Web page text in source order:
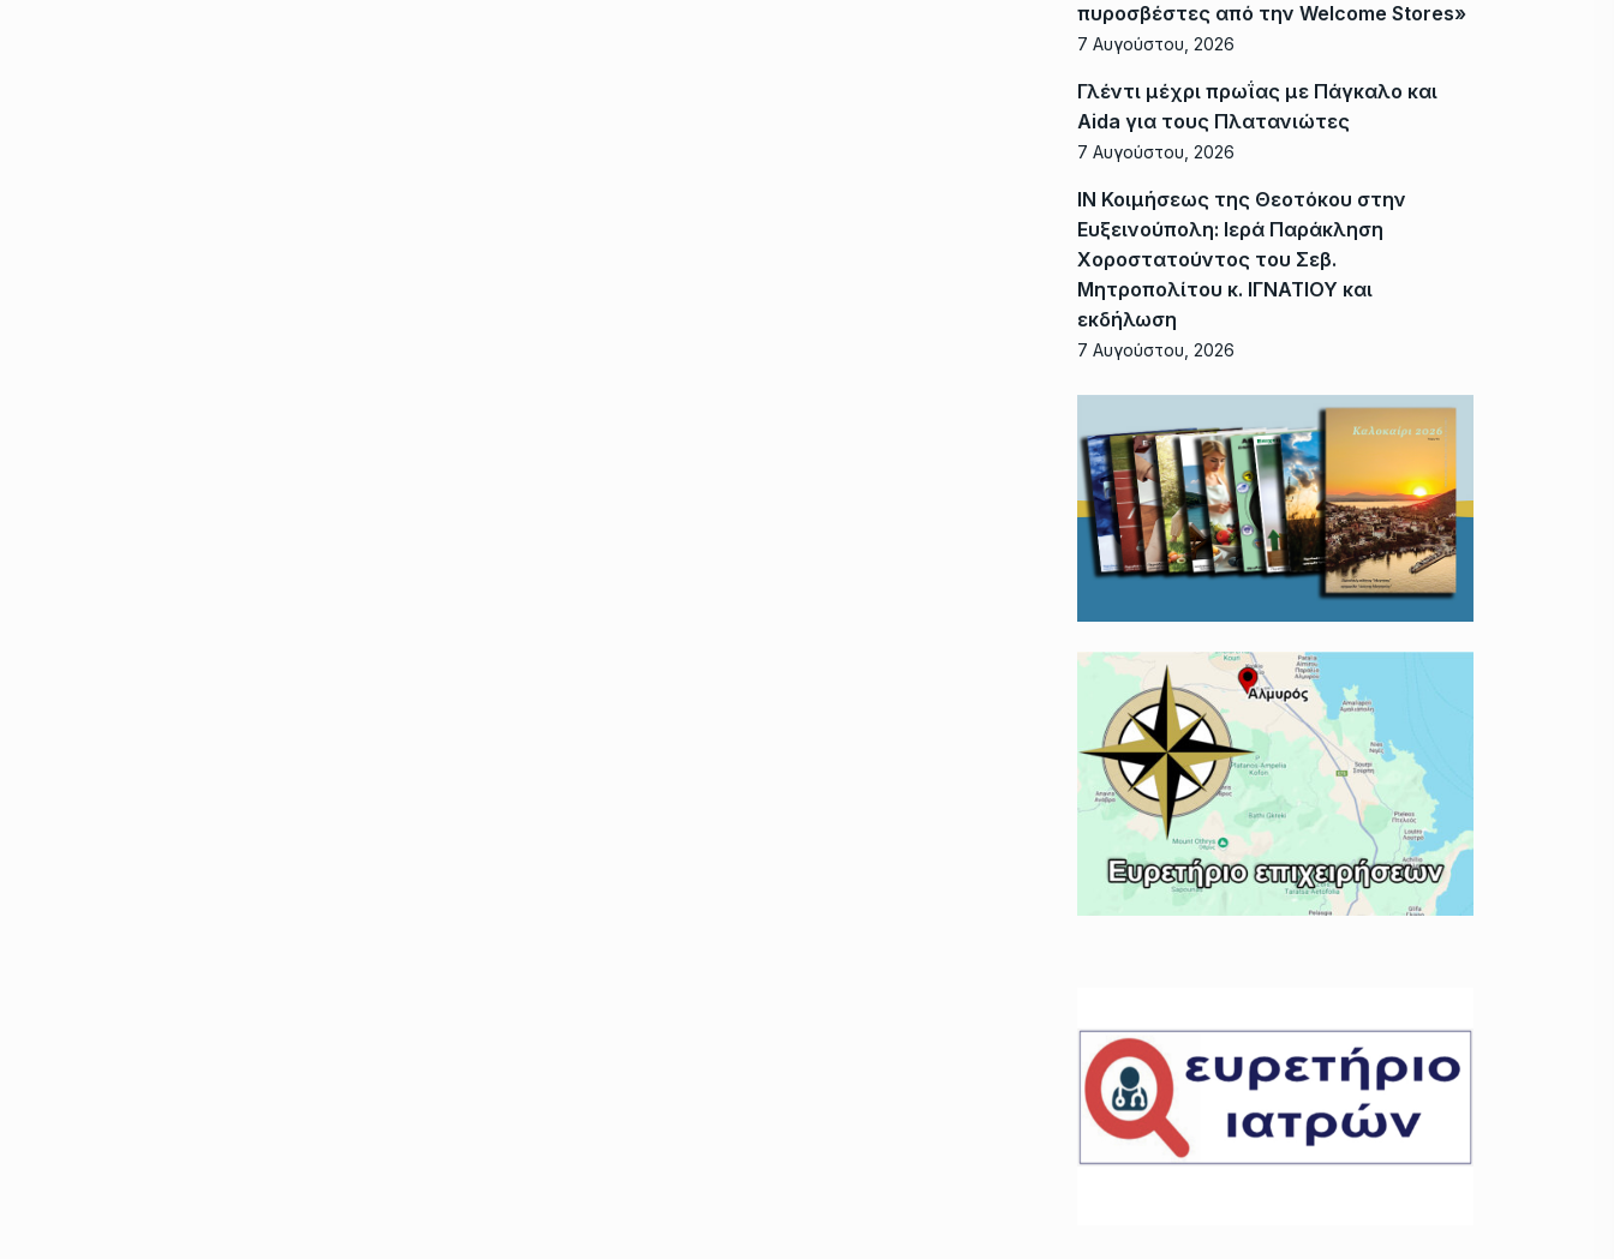
πυροσβέστες από την Welcome Stores»
7 Αυγούστου, 2026
Γλέντι μέχρι πρωΐας με Πάγκαλο και
Aida για τους Πλατανιώτες
7 Αυγούστου, 2026
ΙΝ Κοιμήσεως της Θεοτόκου στην
Ευξεινούπολη: Ιερά Παράκληση
Χοροστατούντος του Σεβ.
Μητροπολίτου κ. ΙΓΝΑΤΙΟΥ και
εκδήλωση
7 Αυγούστου, 2026